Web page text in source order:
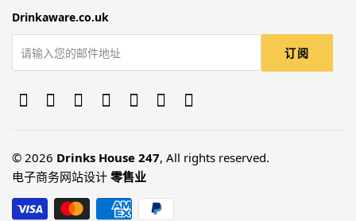
Drinkaware.co.uk
© 2026 Drinks House 247, All rights reserved.
电子商务网站设计 零售业